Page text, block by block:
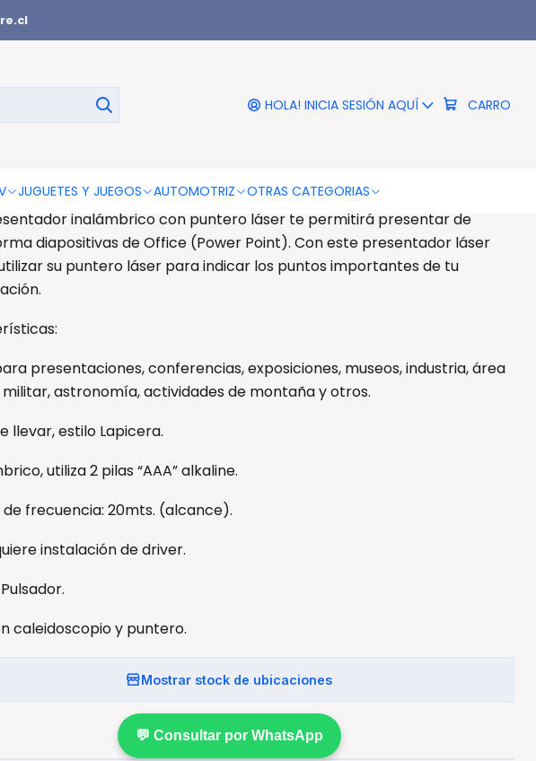
HOLA! INICIA SESIÓN AQUÍ CARRO
JUGUETES Y JUEGOS AUTOMOTRIZ OTRAS CATEGORIAS
Laser Estilo Lapicera Verde Con
Pilas - Ps
inalámbrico con puntero láser te permitirá presentar de
diapositivas de Office (Power Point). Con este presentador láser
su puntero láser para indicar los puntos importantes de tu
presentaciones, conferencias, exposiciones, museos, industria, área
militar, astronomía, actividades de montaña y otros.
llevar, estilo Lapicera.
utiliza 2 pilas “AAA” alkaline.
de frecuencia: 20mts. (alcance).
instalación de driver.
caleidoscopio y puntero.
Mostrar stock de ubicaciones
💬 Consultar por WhatsApp